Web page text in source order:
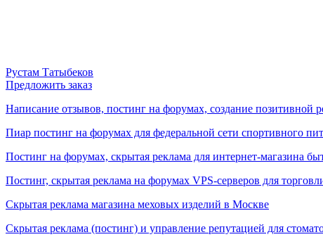
Рустам Татыбеков
Предложить заказ
Написание отзывов, постинг на форумах, создание позитивной
Пиар постинг на форумах для федеральной сети спортивного
Постинг на форумах, скрытая реклама для интернет-магазина
Постинг, скрытая реклама на форумах VPS-серверов для
Скрытая реклама магазина меховых изделий в Москве
Скрытая реклама (постинг) и управление репутацией для